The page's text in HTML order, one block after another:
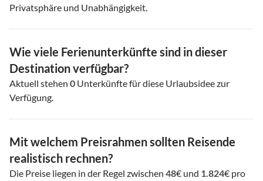
Privatsphäre und Unabhängigkeit.
Wie viele Ferienunterkünfte sind in dieser
Destination verfügbar?
Aktuell stehen 0 Unterkünfte für diese Urlaubsidee zur
Verfügung.
Mit welchem Preisrahmen sollten Reisende
realistisch rechnen?
Die Preise liegen in der Regel zwischen 48€ und 1.824€ pro